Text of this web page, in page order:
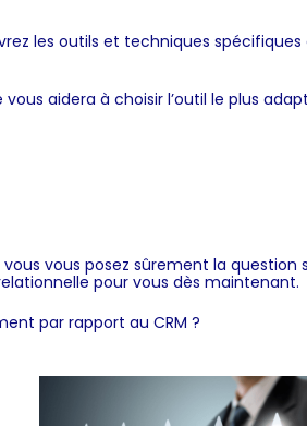
les outils et techniques
aidera à choisir l’outil le plus
vous posez sûrement la question
pour vous dès maintenant.
par rapport au CRM ?